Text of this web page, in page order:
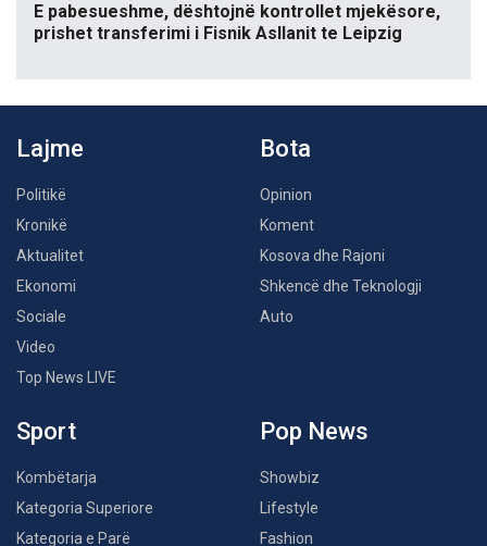
E pabesueshme, dështojnë kontrollet mjekësore,
prishet transferimi i Fisnik Asllanit te Leipzig
Lajme
Politikë
Kronikë
Aktualitet
Ekonomi
Sociale
Video
Top News LIVE
Bota
Opinion
Koment
Kosova dhe Rajoni
Shkencë dhe Teknologji
Auto
Sport
Kombëtarja
Kategoria Superiore
Kategoria e Parë
Pop News
Showbiz
Lifestyle
Fashion